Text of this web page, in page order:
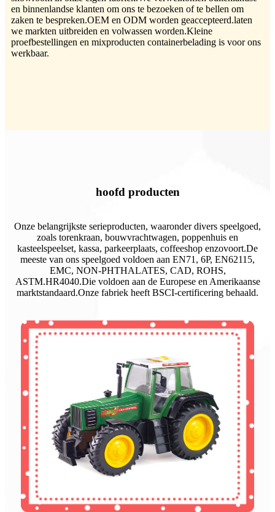
en binnenlandse klanten om ons te bezoeken of te bellen om
zaken te bespreken.OEM en ODM worden geaccepteerd.laten
we markten uitbreiden en volwassen worden.Kleine
proefbestellingen en mixproducten containerbelading is voor ons
werkbaar.
hoofd producten
Onze belangrijkste serieproducten, waaronder divers speelgoed,
zoals torenkraan, bouwvrachtwagen, poppenhuis en
kasteelspeelset, kassa, parkeerplaats, coffeeshop enzovoort.De
meeste van ons speelgoed voldoen aan EN71, 6P, EN62115,
EMC, NON-PHTHALATES, CAD, ROHS,
ASTM.HR4040.Die voldoen aan de Europese en Amerikaanse
marktstandaard.Onze fabriek heeft BSCI-certificering behaald.